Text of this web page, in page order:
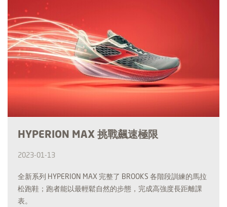
HYPERION MAX 挑戰飆速極限
2023-01-13
全新系列 HYPERION MAX 完整了 BROOKS 各階段訓練的馬拉
松跑鞋；跑者能以最輕鬆自然的步態，完成高強度長距離課
表。